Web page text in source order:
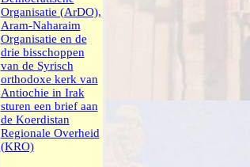
Organisatie (ArDO),
Aram-Naharaim
Organisatie en de
drie bisschoppen
van de Syrisch
orthodoxe kerk van
Antiochie in Irak
sturen een brief aan
de Koerdistan
Regionale Overheid
(KRO)